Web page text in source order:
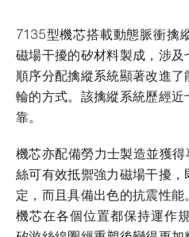
7135型機芯搭載動態脈衝擒
磁場干擾的矽材料製成，涉
順序分配擒縱系統顯著改進
輪的方式。該擒縱系統歷經
靠。
機芯亦配備勞力士製造並獲
絲可有效抵禦強力磁場干擾
定，而且具備出色的抗震性
機芯在各個位置都保持運作